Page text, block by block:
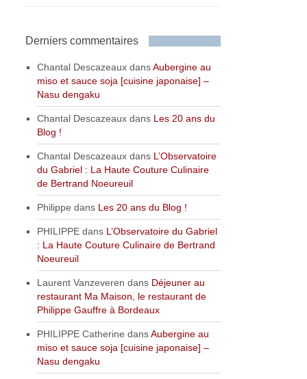
Derniers commentaires
Chantal Descazeaux dansAubergine au
miso et sauce soja [cuisine japonaise] –
Nasu dengaku
Chantal Descazeaux dans Les 20 ans du
Blog !
Chantal Descazeaux dans L’Observatoire
du Gabriel : La Haute Couture Culinaire
de Bertrand Noeureuil
Philippe dans Les 20 ans du Blog !
PHILIPPE dans L’Observatoire du Gabriel
: La Haute Couture Culinaire de Bertrand
Noeureuil
Laurent Vanzeveren dans Déjeuner au
restaurant Ma Maison, le restaurant de
Philippe Gauffre à Bordeaux
PHILIPPE Catherine dansAubergine au
miso et sauce soja [cuisine japonaise] –
Nasu dengaku